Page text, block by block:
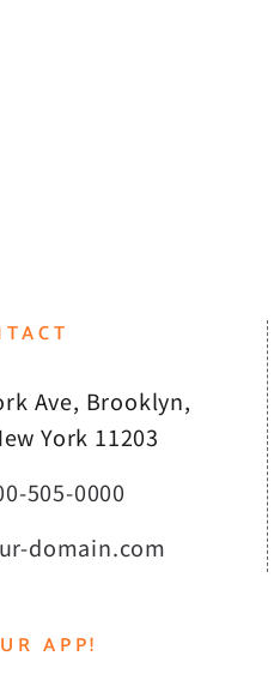
Ave, Brooklyn,
York 11203
505-0000
domain.com
APP!